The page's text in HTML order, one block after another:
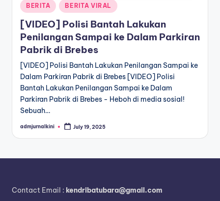
n
Posted
in
BERITA BERITA VIRAL
[VIDEO] Polisi Bantah Lakukan
Penilangan Sampai ke Dalam Parkiran
Pabrik di Brebes
[VIDEO] Polisi Bantah Lakukan Penilangan Sampai ke
Dalam Parkiran Pabrik di Brebes [VIDEO] Polisi
Bantah Lakukan Penilangan Sampai ke Dalam
Parkiran Pabrik di Brebes - Heboh di media sosial!
Sebuah…
Posted
admjurnalkini July 19, 2025
Contact Email : kendribatubara@gmail.com